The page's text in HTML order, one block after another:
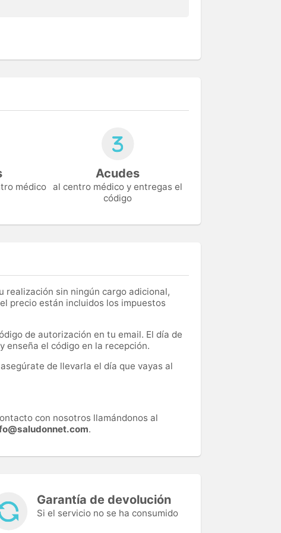
médico
Acudes
al centro médico y entregas el
código
realización sin ningún cargo adicional,
precio están incluidos los impuestos
de autorización en tu email. El día de
enseña el código en la recepción.
de llevarla el día que vayas al
con nosotros llamándonos al
.
Garantía de devolución
Si el servicio no se ha consumido